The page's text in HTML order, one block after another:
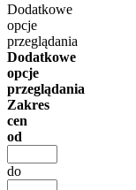
Dodatkowe
opcje
przeglądania
Dodatkowe
opcje
przeglądania
Zakres
cen
od
do